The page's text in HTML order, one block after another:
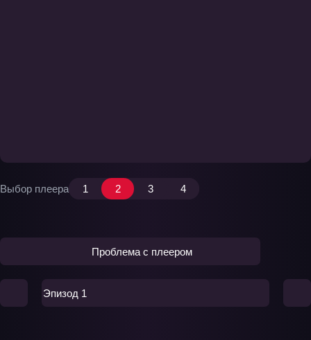
Выбор плеера 1 2 3 4
Проблема с плеером
Эпизод 1